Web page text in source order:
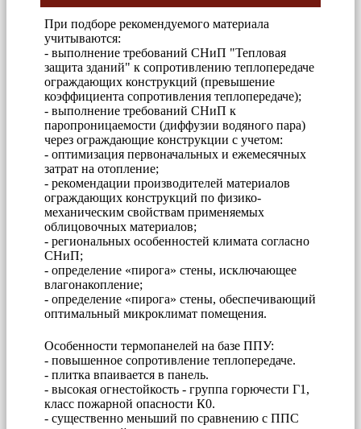
При подборе рекомендуемого материала
учитываются:
- выполнение требований СНиП "Тепловая
защита зданий" к сопротивлению теплопередаче
ограждающих конструкций (превышение
коэффициента сопротивления теплопередаче);
- выполнение требований СНиП к
паропроницаемости (диффузии водяного пара)
через ограждающие конструкции с учетом:
- оптимизация первоначальных и ежемесячных
затрат на отопление;
- рекомендации производителей материалов
ограждающих конструкций по физико-
механическим свойствам применяемых
облицовочных материалов;
- региональных особенностей климата согласно
СНиП;
- определение «пирога» стены, исключающее
влагонакопление;
- определение «пирога» стены, обеспечивающий
оптимальный микроклимат помещения.
Особенности термопанелей на базе ППУ:
- повышенное сопротивление теплопередаче.
- плитка впаивается в панель.
- высокая огнестойкость - группа горючести Г1,
класс пожарной опасности К0.
- существенно меньший по сравнению с ППС